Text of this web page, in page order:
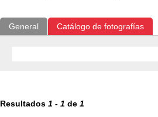
General Catálogo de fotografías
Resultados 1 - 1 de 1